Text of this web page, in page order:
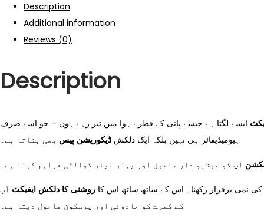
Description
Additional information
Reviews (0)
Description
ایسے لگتا ہے جیسے پانی کے قطرے ہوا میں تیر رہے ہوں – جو اسے صرف
ہیومیڈیفائر ہی نہیں بلکہ ایک دلکش ڈیکوریشن پیس بھی بناتا ہے۔
آپ کو خوشبو دار ماحول اور بہتر ایئر کوالٹی فراہم کرتا ہے۔
نمی برقرار رکھنا۔ اس کے ساتھ ساتھ اس کا روشنی کا دلکش ایفیکٹ آپ
کے کمرے کو جادوئی اور پرسکون ماحول دیتا ہے۔